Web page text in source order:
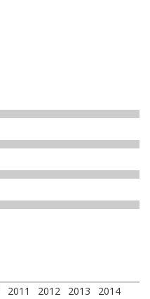
2011 2012 2013
2014